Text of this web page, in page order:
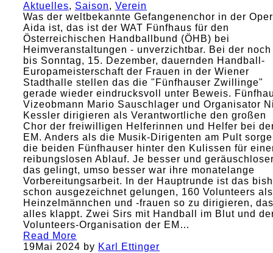
Aktuelles, Saison, Verein
Was der weltbekannte Gefangenenchor in der Oper
Aida ist, das ist der WAT Fünfhaus für den
Österreichischen Handballbund (ÖHB) bei
Heimveranstaltungen - unverzichtbar. Bei der noch
bis Sonntag, 15. Dezember, dauernden Handball-
Europameisterschaft der Frauen in der Wiener
Stadthalle stellen das die "Fünfhauser Zwillinge"
gerade wieder eindrucksvoll unter Beweis.
Vizeobmann Mario Sauschlager und Organisator
Kessler dirigieren als Verantwortliche den großen
Chor der freiwilligen Helferinnen und Helfer bei
EM. Anders als die Musik-Dirigenten am Pult
die beiden Fünfhauser hinter den Kulissen für
reibungslosen Ablauf. Je besser und
das gelingt, umso besser war ihre monatelange
Vorbereitungsarbeit. In der Hauptrunde ist das
schon ausgezeichnet gelungen, 160 Volunteers als
Heinzelmännchen und -frauen so zu dirigieren,
alles klappt. Zwei Sirs mit Handball im Blut und
Volunteers-Organisation der EM…
Read More
19Mai 2024 by Karl Ettinger